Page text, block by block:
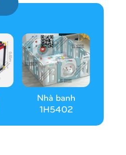
Nhà banh
1H5402